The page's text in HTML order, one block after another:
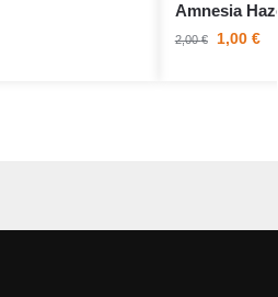
Amnesia
2,00€ 1,00€